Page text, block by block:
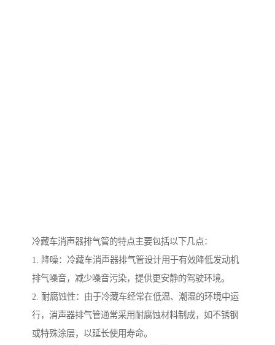
冷藏车消声器排气管的特点主要包括以下几点：
1. 降噪：冷藏车消声器排气管设计用于有效降低发动机
排气噪音，减少噪音污染，提供更安静的驾驶环境。
2. 耐腐蚀性：由于冷藏车经常在低温、潮湿的环境中运
行，消声器排气管通常采用耐腐蚀材料制成，如不锈钢
或特殊涂层，以延长使用寿命。